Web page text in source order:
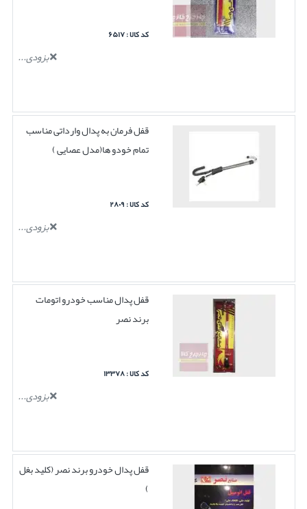
کد کالا : ۶۵۱۷
بزودی...
قفل فرمان به پدال وارداتی مناسب
تمام خودو ها(مدل عصایی )
کد کالا : ۲۸۰۹
بزودی...
قفل پدال مناسب خودرو اتومات
برند نصر
کد کالا : ۱۳۳۷۸
بزودی...
قفل پدال خودرو برند نصر (کلید بغل
)